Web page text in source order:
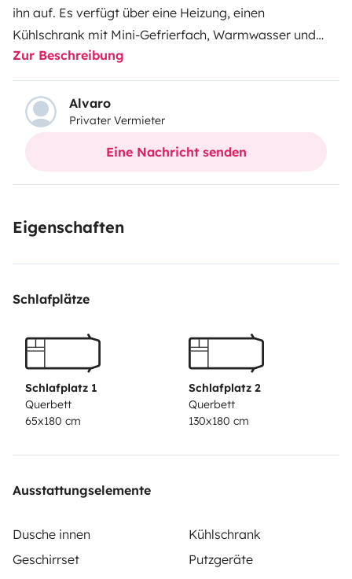
ihn auf. Es verfügt über eine Heizung, einen
Kühlschrank mit Mini-Gefrierfach, Warmwasser und
alles, was Sie für einen wunderschönen Urlaub
benötigen.
Zur Beschreibung
Alvaro
Privater Vermieter
Eine Nachricht senden
Eigenschaften
Schlafplätze
Schlafplatz 1
Querbett
65x180 cm
Schlafplatz 2
Querbett
130x180 cm
Ausstattungselemente
Dusche innen
Kühlschrank
Geschirrset
Putzgeräte